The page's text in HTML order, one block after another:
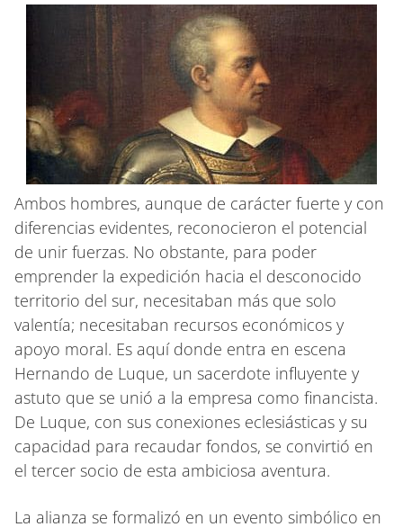
Ambos hombres, aunque de carácter fuerte y con
diferencias evidentes, reconocieron el potencial
de unir fuerzas. No obstante, para poder
emprender la expedición hacia el desconocido
territorio del sur, necesitaban más que solo
valentía; necesitaban recursos económicos y
apoyo moral. Es aquí donde entra en escena
Hernando de Luque, un sacerdote influyente y
astuto que se unió a la empresa como financista.
De Luque, con sus conexiones eclesiásticas y su
capacidad para recaudar fondos, se convirtió en
el tercer socio de esta ambiciosa aventura.
La alianza se formalizó en un evento simbólico en